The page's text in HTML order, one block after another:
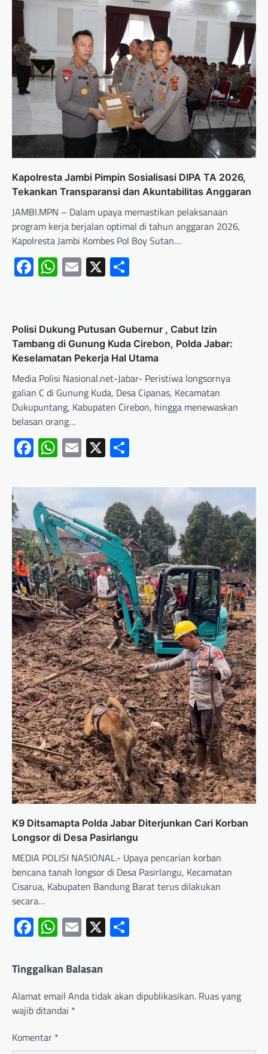
Kapolresta Jambi Pimpin Sosialisasi DIPA TA 2026,
Tekankan Transparansi dan Akuntabilitas Anggaran
JAMBI.MPN – Dalam upaya memastikan pelaksanaan
program kerja berjalan optimal di tahun anggaran 2026,
Kapolresta Jambi Kombes Pol Boy Sutan…
Facebook
WhatsApp
Email
X
Polisi Dukung Putusan Gubernur , Cabut Izin
Tambang di Gunung Kuda Cirebon, Polda Jabar:
Keselamatan Pekerja Hal Utama
Media Polisi Nasional.net-Jabar- Peristiwa longsornya
galian C di Gunung Kuda, Desa Cipanas, Kecamatan
Dukupuntang, Kabupaten Cirebon, hingga menewaskan
belasan orang…
Facebook
WhatsApp
Email
X
K9 Ditsamapta Polda Jabar Diterjunkan Cari Korban
Longsor di Desa Pasirlangu
MEDIA POLISI NASIONAL.- Upaya pencarian korban
bencana tanah longsor di Desa Pasirlangu, Kecamatan
Cisarua, Kabupaten Bandung Barat terus dilakukan
secara…
Facebook
WhatsApp
Email
X
Tinggalkan Balasan
Alamat email Anda tidak akan dipublikasikan. Ruas yang
wajib ditandai *
Komentar *